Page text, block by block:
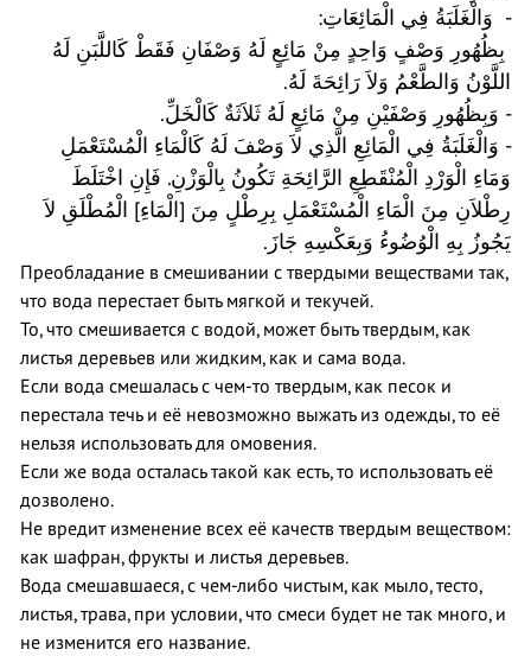
- وَالْغَلَبَةُ فِي الْمَائِعَاتِ:
بِظُهُورِ وَصْفٍ وَاحِدٍ مِنْ مَائِعٍ لَهُ وَصْفَانِ فَقَطْ كَاللَّبَنِ لَهُ
اللَّوْنُ وَالطَّعْمُ وَلاَ رَائِحَةَ لَهُ.
- وَبِظُهُورِ وَصْفَيْنِ مِنْ مَائِعٍ لَهُ ثَلاَثَةٌ كَالْخَلِّ.
- وَالْغَلَبَةُ فِي الْمَائِعِ الَّذِي لاَ وَصْفَ لَهُ كَالْمَاءِ الْمُسْتَعْمَلِ
وَمَاءِ الْوَرْدِ الْمُنْقَطِعِ الرَّائِحَةِ تَكُونُ بِالْوَزْنِ. فَإِنِ اخْتَلَطَ
رِطْلاَنِ مِنَ الْمَاءِ الْمُسْتَعْمَلِ بِرِطْلٍ مِنَ [الْمَاءِ] الْمُطْلَقِ لاَ
يَجُوزُ بِهِ الْوُضُوءُ وَبِعَكْسِهِ جَازَ .
Преобладание в смешивании с твердыми веществами так,
что вода перестает быть мягкой и текучей.
То, что смешивается с водой, может быть твердым, как
листья деревьев или жидким, как и сама вода.
Если вода смешалась с чем-то твердым, как песок и
перестала течь и её невозможно выжать из одежды, то её
нельзя использовать для омовения.
Если же вода осталась такой как есть, то использовать её
дозволено.
Не вредит изменение всех её качеств твердым веществом:
как шафран, фрукты и листья деревьев.
Вода смешавшаеся, с чем-либо чистым, как мыло, тесто,
листья, трава, при условии, что смеси будет не так много, и
не изменится его название.